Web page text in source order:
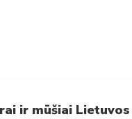
ir mūšiai